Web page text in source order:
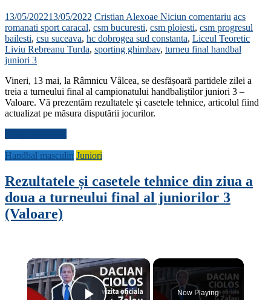
13/05/202213/05/2022 Cristian Alexoae Niciun comentariu acs
romanati sport caracal, csm bucuresti, csm ploiesti, csm progresul
bailesti, csu suceava, hc dobrogea sud constanta, Liceul Teoretic
Liviu Rebreanu Turda, sporting ghimbav, turneu final handbal
juniori 3
Vineri, 13 mai, la Râmnicu Vâlcea, se desfășoară partidele zilei a
treia a turneului final al campionatului handbaliștilor juniori 3 –
Valoare. Vă prezentăm rezultatele și casetele tehnice, articolul fiind
actualizat pe măsura disputării jocurilor.
Handbal masculin Juniori
Rezultatele și casetele tehnice din ziua a
doua a turneului final al juniorilor 3
(Valoare)
×
Now Playing